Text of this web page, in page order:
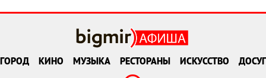
ГОРОД КИНО МУЗЫКА РЕСТОРАНЫ ИСКУССТВО ДОСУГ